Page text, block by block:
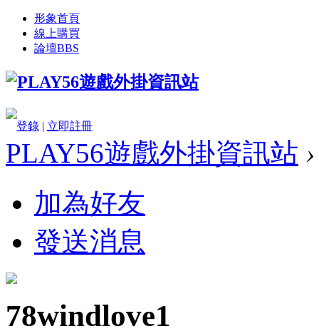
形象首頁
線上購買
論壇BBS
登錄 | 立即註冊
PLAY56遊戲外掛資訊站 ›
加為好友
發送消息
78windlove1